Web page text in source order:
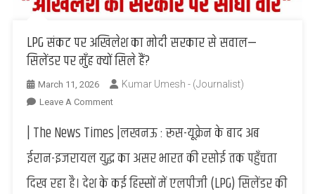
LPG संकट पर अखिलेश का मोदी सरकार से सवाल—
सिलेंडर पर मुँह क्यों सिले हैं?
March 11, 2026 Kumar Umesh - (Journalist)
Leave A CommentOn
संकट
अखिलेश
का
| The News Times |लखनऊ : रूस-यूक्रेन के बाद अब
ईरान-इजरायल युद्ध का असर भारत की रसोई तक पहुँचता
दिख रहा है। देश के कई हिस्सों में एलपीजी (LPG) सिलेंडर की